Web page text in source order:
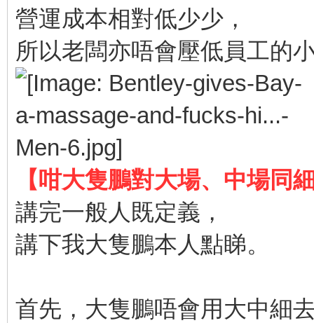
營運成本相對低少少，
所以老闆亦唔會壓低員工的
【咁大隻鵬對大場、中場同
講完一般人既定義，
講下我大隻鵬本人點睇。
首先，大隻鵬唔會用大中細